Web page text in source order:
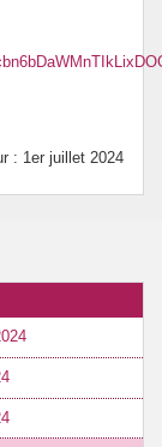
: 1er juillet 2024